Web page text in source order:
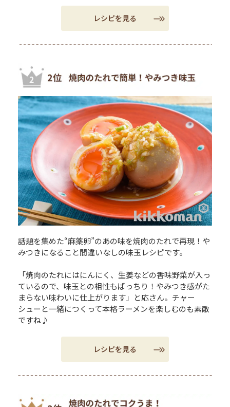
レシピを見る
話題を集めた“麻薬卵”のあの味を焼肉のたれで再現！や
みつきになること間違いなしの味玉レシピです。
「焼肉のたれにはにんにく、生姜などの香味野菜が入っ
ているので、味玉との相性もばっちり！やみつき感がた
まらない味わいに仕上がります」と応さん。チャー
シューと一緒につくって本格ラーメンを楽しむのも素敵
ですね♪
レシピを見る